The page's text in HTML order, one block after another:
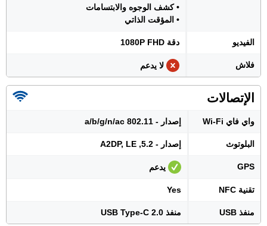
• كشف الوجوه والابتسامات
• المؤقت الذاتي
الفيديو دقة 1080P FHD
فلاش لا يدعم
الإتصالات
واي فاي Wi-Fi إصدار - 802.11 a/b/g/n/ac
البلوتوث إصدار - 5.2, A2DP, LE
GPS يدعم
تقنية NFC Yes
منفذ USB منفذ USB Type-C 2.0